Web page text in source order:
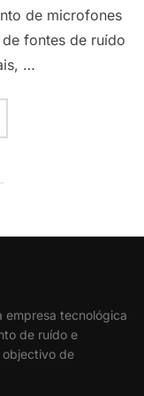
de microfones
fontes de ruído
…
empresa tecnológica
de ruído e
objectivo de